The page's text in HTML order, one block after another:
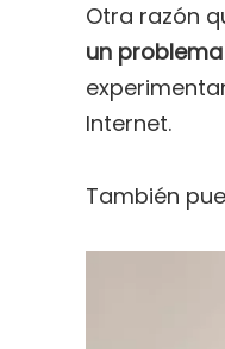
Otra razón
un
Internet.
También